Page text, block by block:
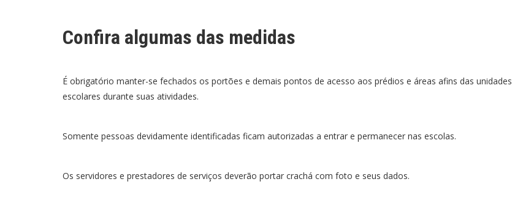
Confira algumas das medidas
É obrigatório manter-se fechados os portões e demais pontos de acesso aos prédios e áreas afins das unidades
escolares durante suas atividades.
Somente pessoas devidamente identificadas ficam autorizadas a entrar e permanecer nas escolas.
Os servidores e prestadores de serviços deverão portar crachá com foto e seus dados.